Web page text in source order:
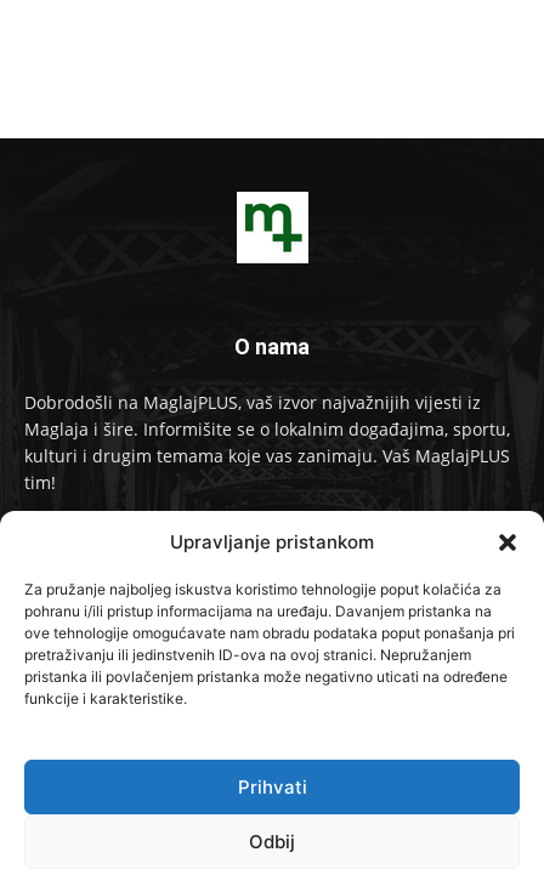
Upravljanje pristankom
Za pružanje najboljeg iskustva koristimo tehnologije poput kolačića za
pohranu i/ili pristup informacijama na uređaju. Davanjem pristanka na
ove tehnologije omogućavate nam obradu podataka poput ponašanja pri
pretraživanju ili jedinstvenih ID-ova na ovoj stranici. Nepružanjem
pristanka ili povlačenjem pristanka može negativno uticati na određene
funkcije i karakteristike.
Prihvati
Odbij
O nama
Dobrodošli na MaglajPLUS, vaš izvor najvažnijih vijesti iz
Maglaja i šire. Informišite se o lokalnim događajima, sportu,
kulturi i drugim temama koje vas zanimaju. Vaš MaglajPLUS
tim!
info@maglajplus.ba
Pratite nas na